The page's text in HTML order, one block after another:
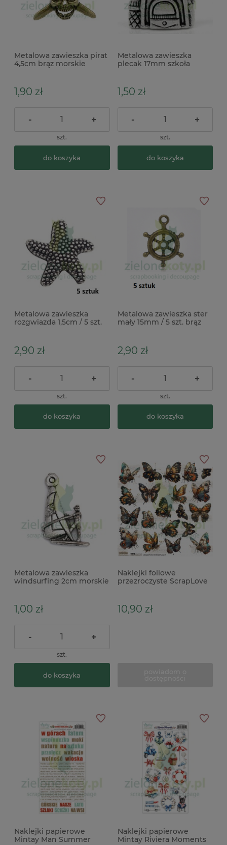
Metalowa zawieszka pirat
4,5cm brąz morskie
1,90 zł
- +
szt.
do koszyka
Metalowa zawieszka
plecak 17mm szkoła
1,50 zł
- +
szt.
do koszyka
Metalowa zawieszka
rozgwiazda 1,5cm / 5 szt.
2,90 zł
- +
szt.
do koszyka
Metalowa zawieszka ster
mały 15mm / 5 szt. brąz
2,90 zł
- +
szt.
do koszyka
Metalowa zawieszka
windsurfing 2cm morskie
1,00 zł
- +
szt.
do koszyka
Naklejki foliowe
przezroczyste ScrapLove
10,90 zł
Naklejki papierowe
Mintay Man Summer
Naklejki papierowe
Mintay Riviera Moments